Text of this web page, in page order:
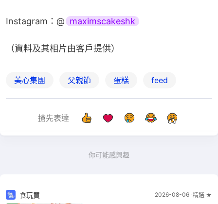
Instagram：@ maximscakeshk
（資料及其相片由客戶提供）
美心集團 父親節 蛋糕 feed
搶先表達
你可能感興趣
食玩買 2026-08-06 精選 ★